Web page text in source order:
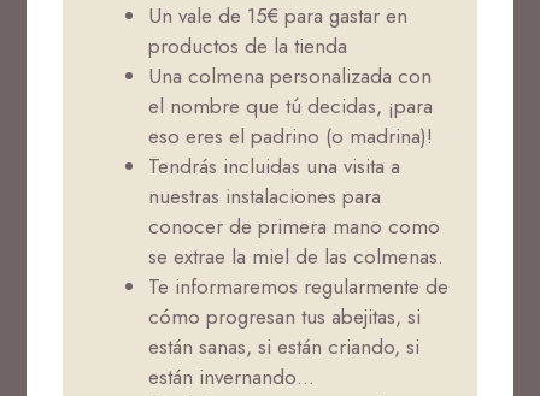
Un vale de 15€ para gastar en
productos de la tienda
Una colmena personalizada con
el nombre que tú decidas, ¡para
eso eres el padrino (o madrina)!
Tendrás incluidas una visita a
nuestras instalaciones para
conocer de primera mano como
se extrae la miel de las colmenas.
Te informaremos regularmente de
cómo progresan tus abejitas, si
están sanas, si están criando, si
están invernando…